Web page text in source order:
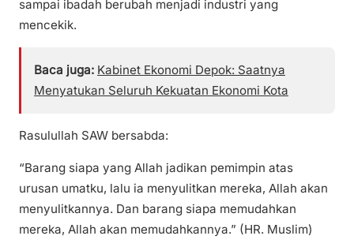
sampai ibadah berubah menjadi industri yang
mencekik.
Baca juga: Kabinet Ekonomi Depok: Saatnya
Menyatukan Seluruh Kekuatan Ekonomi Kota
Rasulullah SAW bersabda:
“Barang siapa yang Allah jadikan pemimpin atas
urusan umatku, lalu ia menyulitkan mereka, Allah akan
menyulitkannya. Dan barang siapa memudahkan
mereka, Allah akan memudahkannya.” (HR. Muslim)